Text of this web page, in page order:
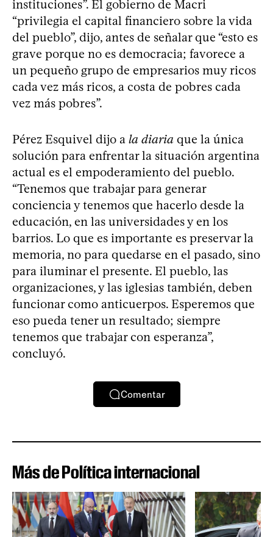
instituciones”. El gobierno de Macri
“privilegia el capital financiero sobre la vida
del pueblo”, dijo, antes de señalar que “esto es
grave porque no es democracia; favorece a
un pequeño grupo de empresarios muy ricos
cada vez más ricos, a costa de pobres cada
vez más pobres”.
Pérez Esquivel dijo a la diaria que la única
solución para enfrentar la situación argentina
actual es el empoderamiento del pueblo.
“Tenemos que trabajar para generar
conciencia y tenemos que hacerlo desde la
educación, en las universidades y en los
barrios. Lo que es importante es preservar la
memoria, no para quedarse en el pasado, sino
para iluminar el presente. El pueblo, las
organizaciones, y las iglesias también, deben
funcionar como anticuerpos. Esperemos que
eso pueda tener un resultado; siempre
tenemos que trabajar con esperanza”,
concluyó.
Comentar
Más de Política internacional